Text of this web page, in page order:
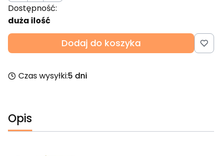
Dostępność:
duża ilość
Dodaj do koszyka
Czas wysyłki:5 dni
Opis